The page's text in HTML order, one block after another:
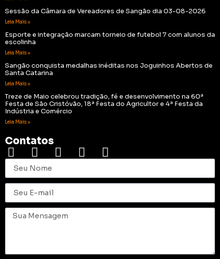
Sessão da Câmara de Vereadores de Sangão dia 03-08-2026
Leia Mais »
Esporte e integração marcam torneio de futebol 7 com alunos da
escolinha
Leia Mais »
Sangão conquista medalhas inéditas nos Joguinhos Abertos de
Santa Catarina
Leia Mais »
Treze de Maio celebrou tradição, fé e desenvolvimento na 60ª
Festa de São Cristóvão, 18ª Festa do Agricultor e 4ª Festa da
Indústria e Comércio
Leia Mais »
Contatos